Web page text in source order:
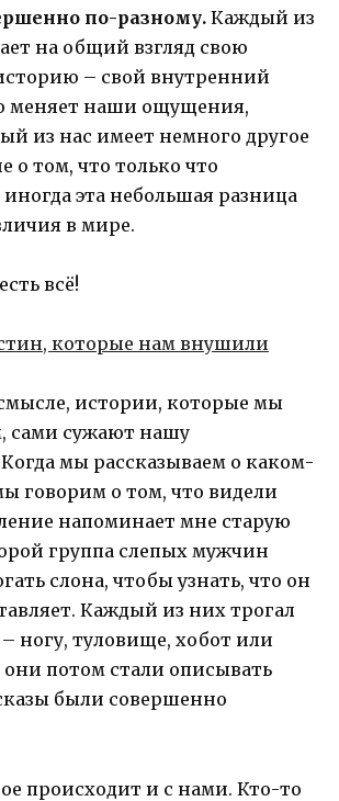
по-разному. Каждый из
на общий взгляд свою
– свой внутренний
меняет наши ощущения,
из нас имеет немного другое
о том, что только что
эта небольшая разница
в мире.
всё!
истории, которые мы
сами сужают нашу
мы рассказываем о каком-
говорим о том, что видели
напоминает мне старую
группа слепых мужчин
слона, чтобы узнать, что он
Каждый из них трогал
ногу, туловище, хобот или
они потом стали описывать
были совершенно
происходит и с нами. Кто-то